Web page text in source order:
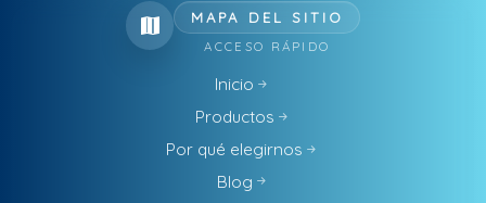
MAPA DEL SITIO
ACCESO RÁPIDO
Inicio
Productos
Por qué elegirnos
Blog